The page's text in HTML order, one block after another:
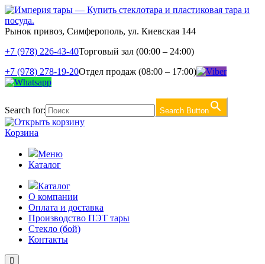
Рынок привоз, Симферополь, ул. Киевская 144
+7 (978) 226-43-40Торговый зал (00:00 – 24:00)
+7 (978) 278-19-20Отдел продаж (08:00 – 17:00)
Search for: Search Button
Корзина
Меню
Каталог
Каталог
О компании
Оплата и доставка
Производство ПЭТ тары
Стекло (бой)
Контакты